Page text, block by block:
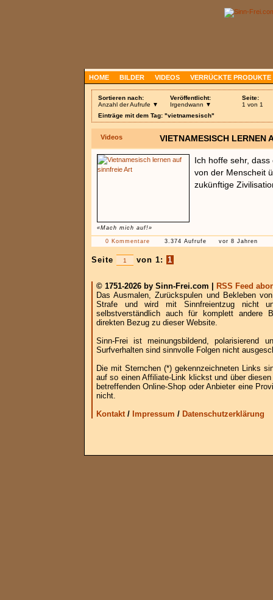
HOME BILDER VIDEOS VERRÜCKTE PRODUKTE
Sortieren nach:
Anzahl der Aufrufe ▼
Veröffentlicht:
Irgendwann ▼
Seite:
1 von 1
Einträge mit dem Tag: "vietnamesisch"
Videos VIETNAMESISCH LERNEN
«Mach mich auf!»
Ich hoffe sehr,
von der Menscheit
zukünftige
0 Kommentare 3.374 Aufrufe vor 8 Jahren
Seite von 1: 1
© 1751-2026 by Sinn-Frei.com |
RSS Feed
Das Ausmalen, Zurückspulen und Bekleben
Strafe und wird mit Sinnfreientzug nicht
selbstverständlich auch für komplett andere
direkten Bezug zu dieser Website.
Sinn-Frei ist meinungsbildend, polarisierend
Surfverhalten sind sinnvolle Folgen nicht
Die mit Sternchen (*) gekennzeichneten Links
auf so einen Affiliate-Link klickst und über
betreffenden Online-Shop oder Anbieter eine
nicht.
Kontakt/ Impressum / Datenschutzerklärung